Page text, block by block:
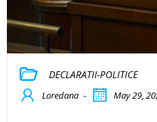
DECLARATII-POLITICE
Loredana - May 29,